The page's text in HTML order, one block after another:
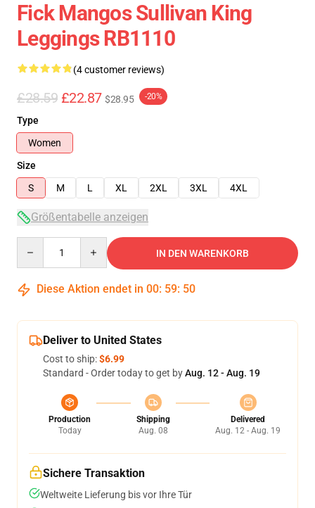
Fick Mangos Sullivan King
Leggings RB1110
(4 customer reviews)
£28.59 £22.87 $28.95 -20%
Type
Women
Size
S
M L XL 2XL 3XL 4XL
Größentabelle anzeigen
IN DEN WARENKORB
Diese Aktion endet in 00: 59: 50
Deliver to United States
Cost to ship:$6.99
Standard - Order today to get byAug. 12 - Aug. 19
Production
Today
Shipping
Aug. 08
Delivered
Aug. 12 - Aug. 19
Sichere Transaktion
Weltweite Lieferung bis vor Ihre Tür